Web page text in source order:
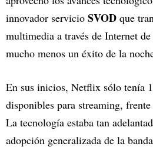
innovador servicio SVOD que
multimedia a través de Internet
mucho menos un éxito de la
En sus inicios, Netflix sólo tenía
disponibles para streaming,
La tecnología estaba tan
adopción generalizada de la